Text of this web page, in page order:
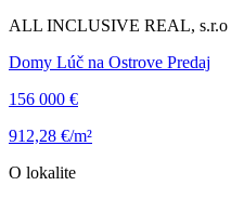
ALL INCLUSIVE REAL, s.r.o
Domy Lúč na Ostrove Predaj
156 000 €
912,28 €/m²
O lokalite